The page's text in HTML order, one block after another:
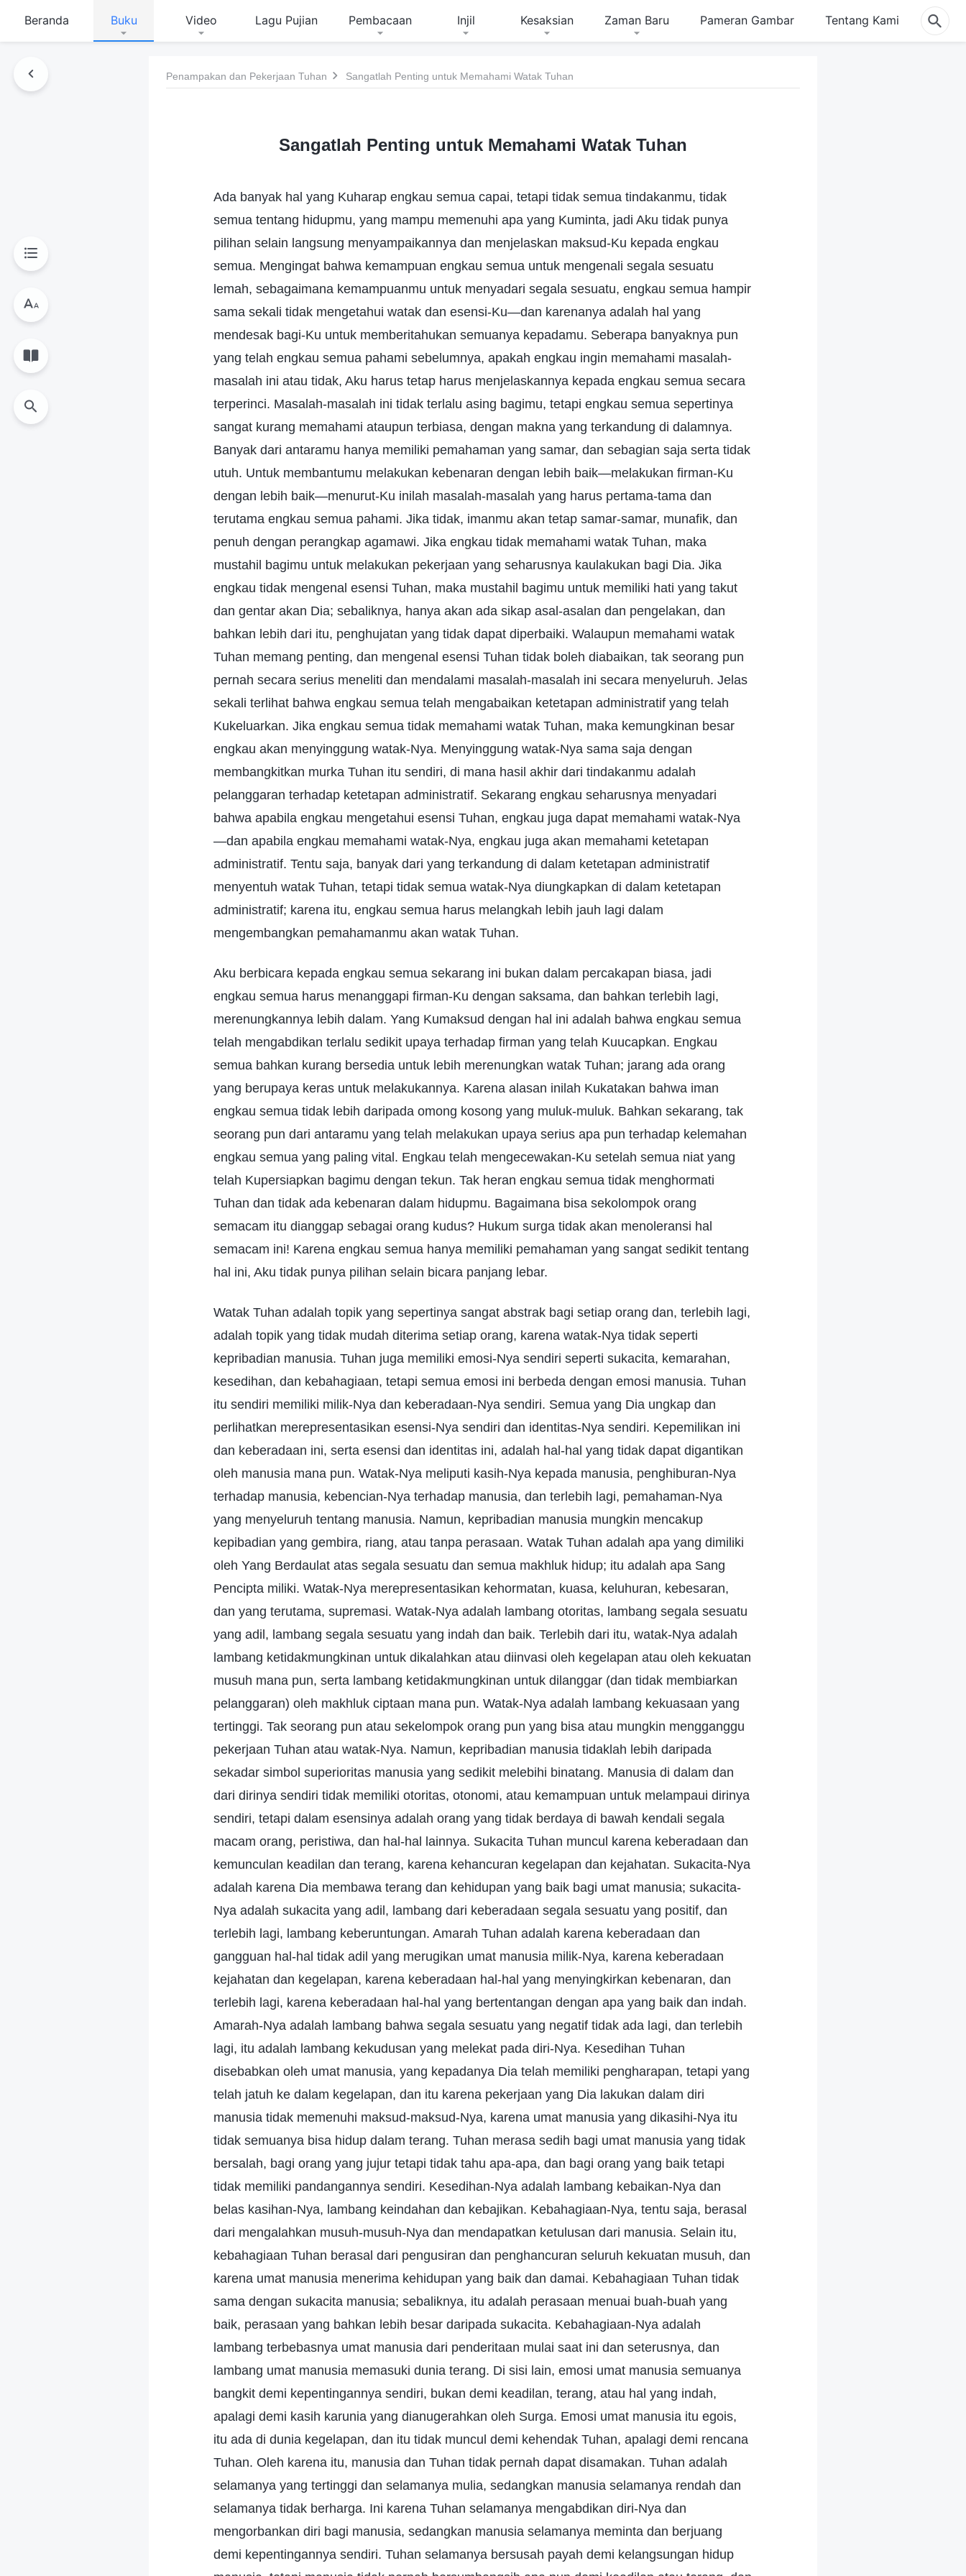
Beranda Buku Video Lagu Pujian Pembacaan Injil Kesaksian Zaman Baru Pameran Gambar Tentang Kami
Penampakan dan Pekerjaan Tuhan Sangatlah Penting untuk Memahami Watak Tuhan
Sangatlah Penting untuk Memahami Watak Tuhan
Ada banyak hal yang Kuharap engkau semua capai, tetapi tidak semua tindakanmu, tidak
semua tentang hidupmu, yang mampu memenuhi apa yang Kuminta, jadi Aku tidak punya
pilihan selain langsung menyampaikannya dan menjelaskan maksud-Ku kepada engkau
semua. Mengingat bahwa kemampuan engkau semua untuk mengenali segala sesuatu
lemah, sebagaimana kemampuanmu untuk menyadari segala sesuatu, engkau semua hampir
sama sekali tidak mengetahui watak dan esensi-Ku—dan karenanya adalah hal yang
mendesak bagi-Ku untuk memberitahukan semuanya kepadamu. Seberapa banyaknya pun
yang telah engkau semua pahami sebelumnya, apakah engkau ingin memahami masalah-
masalah ini atau tidak, Aku harus tetap harus menjelaskannya kepada engkau semua secara
terperinci. Masalah-masalah ini tidak terlalu asing bagimu, tetapi engkau semua sepertinya
sangat kurang memahami ataupun terbiasa, dengan makna yang terkandung di dalamnya.
Banyak dari antaramu hanya memiliki pemahaman yang samar, dan sebagian saja serta tidak
utuh. Untuk membantumu melakukan kebenaran dengan lebih baik—melakukan firman-Ku
dengan lebih baik—menurut-Ku inilah masalah-masalah yang harus pertama-tama dan
terutama engkau semua pahami. Jika tidak, imanmu akan tetap samar-samar, munafik, dan
penuh dengan perangkap agamawi. Jika engkau tidak memahami watak Tuhan, maka
mustahil bagimu untuk melakukan pekerjaan yang seharusnya kaulakukan bagi Dia. Jika
engkau tidak mengenal esensi Tuhan, maka mustahil bagimu untuk memiliki hati yang takut
dan gentar akan Dia; sebaliknya, hanya akan ada sikap asal-asalan dan pengelakan, dan
bahkan lebih dari itu, penghujatan yang tidak dapat diperbaiki. Walaupun memahami watak
Tuhan memang penting, dan mengenal esensi Tuhan tidak boleh diabaikan, tak seorang pun
pernah secara serius meneliti dan mendalami masalah-masalah ini secara menyeluruh. Jelas
sekali terlihat bahwa engkau semua telah mengabaikan ketetapan administratif yang telah
Kukeluarkan. Jika engkau semua tidak memahami watak Tuhan, maka kemungkinan besar
engkau akan menyinggung watak-Nya. Menyinggung watak-Nya sama saja dengan
membangkitkan murka Tuhan itu sendiri, di mana hasil akhir dari tindakanmu adalah
pelanggaran terhadap ketetapan administratif. Sekarang engkau seharusnya menyadari
bahwa apabila engkau mengetahui esensi Tuhan, engkau juga dapat memahami watak-Nya
—dan apabila engkau memahami watak-Nya, engkau juga akan memahami ketetapan
administratif. Tentu saja, banyak dari yang terkandung di dalam ketetapan administratif
menyentuh watak Tuhan, tetapi tidak semua watak-Nya diungkapkan di dalam ketetapan
administratif; karena itu, engkau semua harus melangkah lebih jauh lagi dalam
mengembangkan pemahamanmu akan watak Tuhan.
Aku berbicara kepada engkau semua sekarang ini bukan dalam percakapan biasa, jadi
engkau semua harus menanggapi firman-Ku dengan saksama, dan bahkan terlebih lagi,
merenungkannya lebih dalam. Yang Kumaksud dengan hal ini adalah bahwa engkau semua
telah mengabdikan terlalu sedikit upaya terhadap firman yang telah Kuucapkan. Engkau
semua bahkan kurang bersedia untuk lebih merenungkan watak Tuhan; jarang ada orang
yang berupaya keras untuk melakukannya. Karena alasan inilah Kukatakan bahwa iman
engkau semua tidak lebih daripada omong kosong yang muluk-muluk. Bahkan sekarang, tak
seorang pun dari antaramu yang telah melakukan upaya serius apa pun terhadap kelemahan
engkau semua yang paling vital. Engkau telah mengecewakan-Ku setelah semua niat yang
telah Kupersiapkan bagimu dengan tekun. Tak heran engkau semua tidak menghormati
Tuhan dan tidak ada kebenaran dalam hidupmu. Bagaimana bisa sekolompok orang
semacam itu dianggap sebagai orang kudus? Hukum surga tidak akan menoleransi hal
semacam ini! Karena engkau semua hanya memiliki pemahaman yang sangat sedikit tentang
hal ini, Aku tidak punya pilihan selain bicara panjang lebar.
Watak Tuhan adalah topik yang sepertinya sangat abstrak bagi setiap orang dan, terlebih lagi,
adalah topik yang tidak mudah diterima setiap orang, karena watak-Nya tidak seperti
kepribadian manusia. Tuhan juga memiliki emosi-Nya sendiri seperti sukacita, kemarahan,
kesedihan, dan kebahagiaan, tetapi semua emosi ini berbeda dengan emosi manusia. Tuhan
itu sendiri memiliki milik-Nya dan keberadaan-Nya sendiri. Semua yang Dia ungkap dan
perlihatkan merepresentasikan esensi-Nya sendiri dan identitas-Nya sendiri. Kepemilikan ini
dan keberadaan ini, serta esensi dan identitas ini, adalah hal-hal yang tidak dapat digantikan
oleh manusia mana pun. Watak-Nya meliputi kasih-Nya kepada manusia, penghiburan-Nya
terhadap manusia, kebencian-Nya terhadap manusia, dan terlebih lagi, pemahaman-Nya
yang menyeluruh tentang manusia. Namun, kepribadian manusia mungkin mencakup
kepibadian yang gembira, riang, atau tanpa perasaan. Watak Tuhan adalah apa yang dimiliki
oleh Yang Berdaulat atas segala sesuatu dan semua makhluk hidup; itu adalah apa Sang
Pencipta miliki. Watak-Nya merepresentasikan kehormatan, kuasa, keluhuran, kebesaran,
dan yang terutama, supremasi. Watak-Nya adalah lambang otoritas, lambang segala sesuatu
yang adil, lambang segala sesuatu yang indah dan baik. Terlebih dari itu, watak-Nya adalah
lambang ketidakmungkinan untuk dikalahkan atau diinvasi oleh kegelapan atau oleh kekuatan
musuh mana pun, serta lambang ketidakmungkinan untuk dilanggar (dan tidak membiarkan
pelanggaran) oleh makhluk ciptaan mana pun. Watak-Nya adalah lambang kekuasaan yang
tertinggi. Tak seorang pun atau sekelompok orang pun yang bisa atau mungkin mengganggu
pekerjaan Tuhan atau watak-Nya. Namun, kepribadian manusia tidaklah lebih daripada
sekadar simbol superioritas manusia yang sedikit melebihi binatang. Manusia di dalam dan
dari dirinya sendiri tidak memiliki otoritas, otonomi, atau kemampuan untuk melampaui dirinya
sendiri, tetapi dalam esensinya adalah orang yang tidak berdaya di bawah kendali segala
macam orang, peristiwa, dan hal-hal lainnya. Sukacita Tuhan muncul karena keberadaan dan
kemunculan keadilan dan terang, karena kehancuran kegelapan dan kejahatan. Sukacita-Nya
adalah karena Dia membawa terang dan kehidupan yang baik bagi umat manusia; sukacita-
Nya adalah sukacita yang adil, lambang dari keberadaan segala sesuatu yang positif, dan
terlebih lagi, lambang keberuntungan. Amarah Tuhan adalah karena keberadaan dan
gangguan hal-hal tidak adil yang merugikan umat manusia milik-Nya, karena keberadaan
kejahatan dan kegelapan, karena keberadaan hal-hal yang menyingkirkan kebenaran, dan
terlebih lagi, karena keberadaan hal-hal yang bertentangan dengan apa yang baik dan indah.
Amarah-Nya adalah lambang bahwa segala sesuatu yang negatif tidak ada lagi, dan terlebih
lagi, itu adalah lambang kekudusan yang melekat pada diri-Nya. Kesedihan Tuhan
disebabkan oleh umat manusia, yang kepadanya Dia telah memiliki pengharapan, tetapi yang
telah jatuh ke dalam kegelapan, dan itu karena pekerjaan yang Dia lakukan dalam diri
manusia tidak memenuhi maksud-maksud-Nya, karena umat manusia yang dikasihi-Nya itu
tidak semuanya bisa hidup dalam terang. Tuhan merasa sedih bagi umat manusia yang tidak
bersalah, bagi orang yang jujur tetapi tidak tahu apa-apa, dan bagi orang yang baik tetapi
tidak memiliki pandangannya sendiri. Kesedihan-Nya adalah lambang kebaikan-Nya dan
belas kasihan-Nya, lambang keindahan dan kebajikan. Kebahagiaan-Nya, tentu saja, berasal
dari mengalahkan musuh-musuh-Nya dan mendapatkan ketulusan dari manusia. Selain itu,
kebahagiaan Tuhan berasal dari pengusiran dan penghancuran seluruh kekuatan musuh, dan
karena umat manusia menerima kehidupan yang baik dan damai. Kebahagiaan Tuhan tidak
sama dengan sukacita manusia; sebaliknya, itu adalah perasaan menuai buah-buah yang
baik, perasaan yang bahkan lebih besar daripada sukacita. Kebahagiaan-Nya adalah
lambang terbebasnya umat manusia dari penderitaan mulai saat ini dan seterusnya, dan
lambang umat manusia memasuki dunia terang. Di sisi lain, emosi umat manusia semuanya
bangkit demi kepentingannya sendiri, bukan demi keadilan, terang, atau hal yang indah,
apalagi demi kasih karunia yang dianugerahkan oleh Surga. Emosi umat manusia itu egois,
itu ada di dunia kegelapan, dan itu tidak muncul demi kehendak Tuhan, apalagi demi rencana
Tuhan. Oleh karena itu, manusia dan Tuhan tidak pernah dapat disamakan. Tuhan adalah
selamanya yang tertinggi dan selamanya mulia, sedangkan manusia selamanya rendah dan
selamanya tidak berharga. Ini karena Tuhan selamanya mengabdikan diri-Nya dan
mengorbankan diri bagi manusia, sedangkan manusia selamanya meminta dan berjuang
demi kepentingannya sendiri. Tuhan selamanya bersusah payah demi kelangsungan hidup